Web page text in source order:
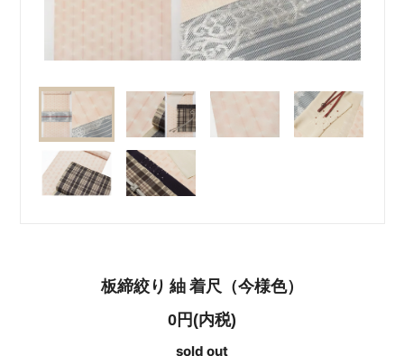
板締絞り 紬 着尺（今様色）
0円(内税)
sold out